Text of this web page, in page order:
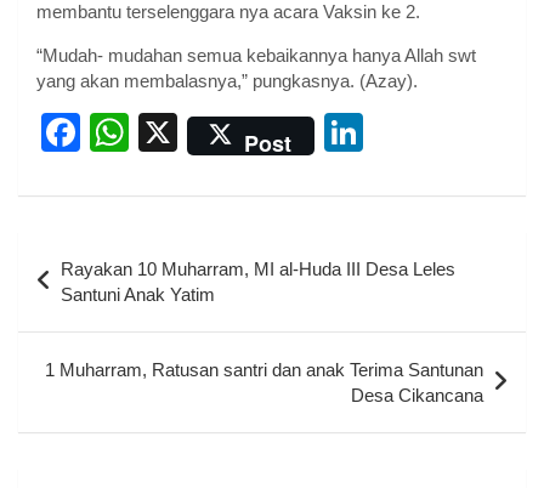
membantu terselenggara nya acara Vaksin ke 2.
“Mudah- mudahan semua kebaikannya hanya Allah swt
yang akan membalasnya,” pungkasnya. (Azay).
F
c
b
o
o
W
at
A
p
p
X Post
k
dI
n
navigation
Rayakan 10 Muharram, MI al-Huda III Desa Leles
Santuni Anak Yatim
1 Muharram, Ratusan santri dan anak Terima Santunan
Desa Cikancana